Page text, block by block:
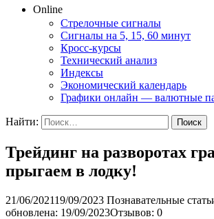
Online
Стрелочные сигналы
Сигналы на 5, 15, 60 минут
Кросс-курсы
Технический анализ
Индексы
Экономический календарь
Графики онлайн — валютные
Найти:
Трейдинг на разворотах
прыгаем в лодку!
21/06/202119/09/2023 Познавательные
обновлена: 19/09/2023Отзывов: 0